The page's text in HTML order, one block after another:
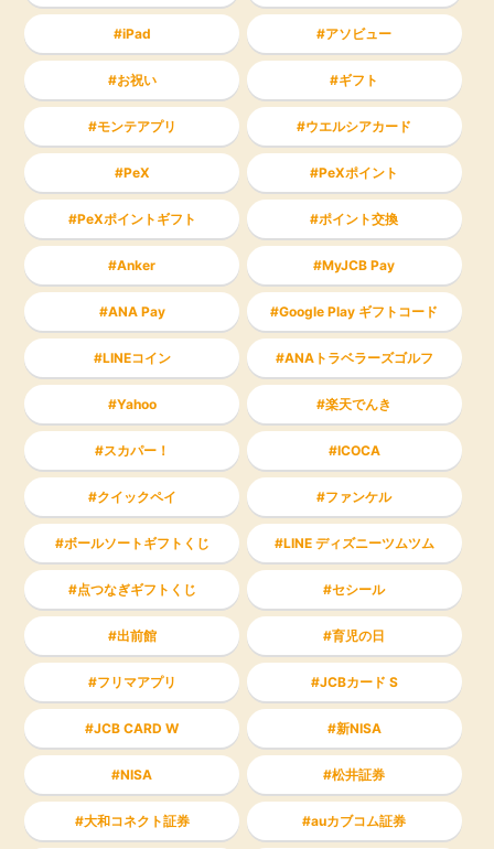
iPad アソビュー
お祝い ギフト
モンテアプリ ウエルシアカード
PeX PeXポイント
PeXポイントギフト ポイント交換
Anker MyJCB Pay
ANA Pay Google Play ギフトコード
LINEコイン ANAトラベラーズゴルフ
Yahoo 楽天でんき
スカパー！ ICOCA
クイックペイ ファンケル
ボールソートギフトくじ LINE ディズニーツムツム
点つなぎギフトくじ セシール
出前館 育児の日
フリマアプリ JCBカード S
JCB CARD W 新NISA
NISA 松井証券
大和コネクト証券 auカブコム証券